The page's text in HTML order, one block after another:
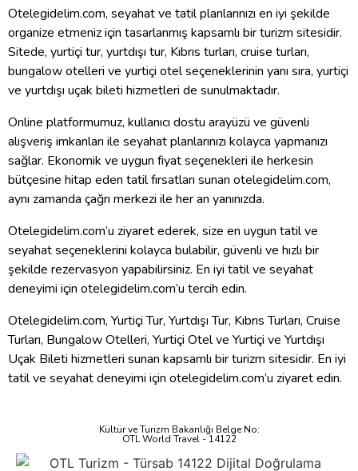
Otelegidelim.com, seyahat ve tatil planlarınızı en iyi şekilde
organize etmeniz için tasarlanmış kapsamlı bir turizm sitesidir.
Sitede, yurtiçi tur, yurtdışı tur, Kıbrıs turları, cruise turları,
bungalow otelleri ve yurtiçi otel seçeneklerinin yanı sıra, yurtiçi
ve yurtdışı uçak bileti hizmetleri de sunulmaktadır.
Online platformumuz, kullanıcı dostu arayüzü ve güvenli
alışveriş imkanları ile seyahat planlarınızı kolayca yapmanızı
sağlar. Ekonomik ve uygun fiyat seçenekleri ile herkesin
bütçesine hitap eden tatil fırsatları sunan otelegidelim.com,
aynı zamanda çağrı merkezi ile her an yanınızda.
Otelegidelim.com’u ziyaret ederek, size en uygun tatil ve
seyahat seçeneklerini kolayca bulabilir, güvenli ve hızlı bir
şekilde rezervasyon yapabilirsiniz. En iyi tatil ve seyahat
deneyimi için otelegidelim.com’u tercih edin.
Otelegidelim.com, Yurtiçi Tur, Yurtdışı Tur, Kıbrıs Turları, Cruise
Turları, Bungalow Otelleri, Yurtiçi Otel ve Yurtiçi ve Yurtdışı
Uçak Bileti hizmetleri sunan kapsamlı bir turizm sitesidir. En iyi
tatil ve seyahat deneyimi için otelegidelim.com’u ziyaret edin.
Kültür ve Turizm Bakanlığı Belge No:
OTL World Travel - 14122